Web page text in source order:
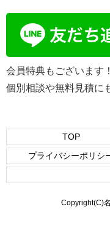
会員特典もございます！
個別相談や無料見積に
TOP
プライバシーポリシ
Copyright(C)